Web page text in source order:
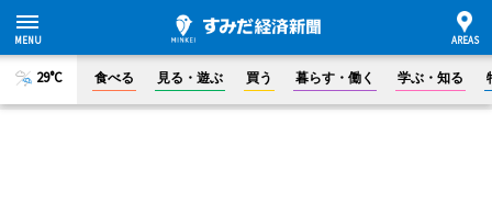
29°C 食べる 見る・遊ぶ 買う 暮らす・働く 学ぶ・知る